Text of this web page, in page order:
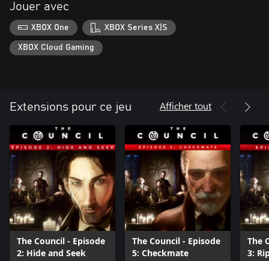
Jouer avec
XBOX One XBOX Series X|S
XBOX Cloud Gaming
Extensions pour ce jeu Afficher tout
The Council - Episode
2: Hide and Seek
The Council - Episode
5: Checkmate
The
3: